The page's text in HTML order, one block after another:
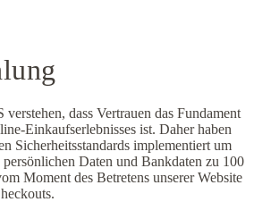
dass Vertrauen das Fundament
Einkaufserlebnisses ist. Daher haben
Sicherheitsstandards implementiert um
persönlichen Daten und Bankdaten zu 100
Moment des Betretens unserer Website